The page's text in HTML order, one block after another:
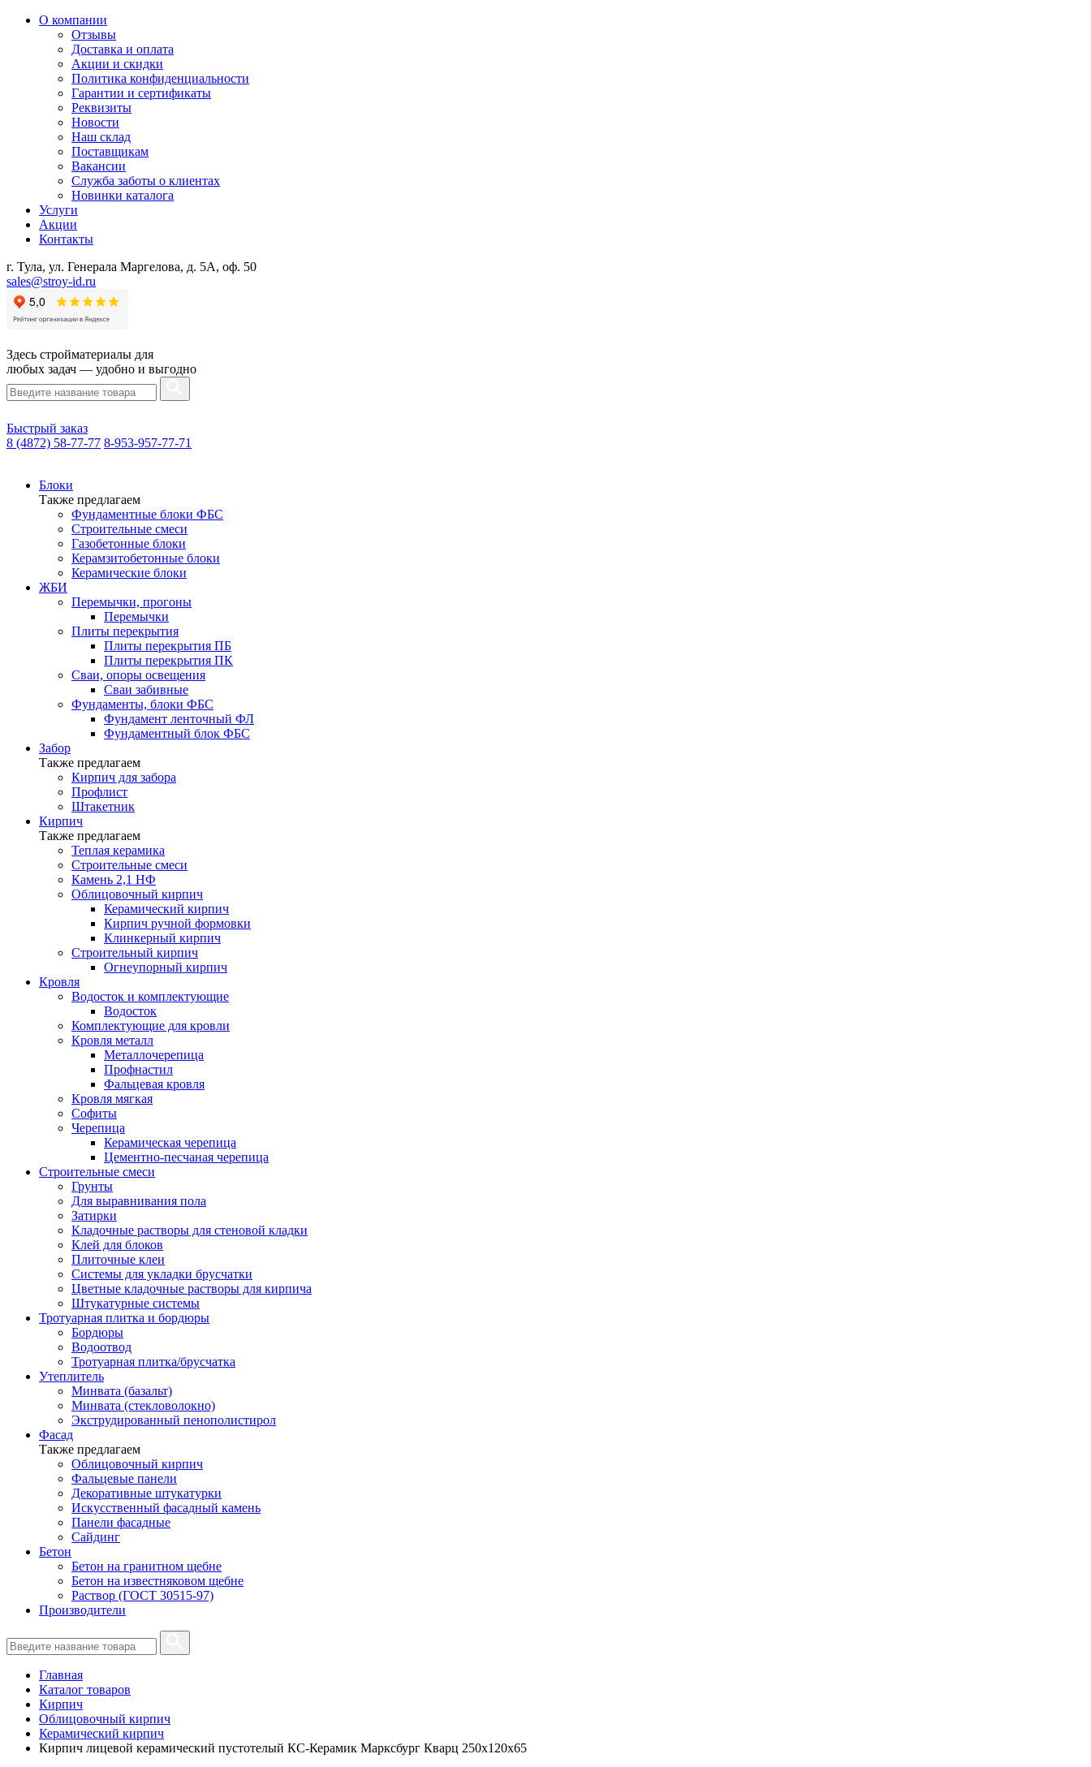
О компании
Отзывы
Доставка и оплата
Акции и скидки
Политика конфиденциальности
Гарантии и сертификаты
Реквизиты
Новости
Наш склад
Поставщикам
Вакансии
Служба заботы о клиентах
Новинки каталога
Услуги
Акции
Контакты
г. Тула, ул. Генерала Маргелова, д. 5А, оф. 50
sales@stroy-id.ru
Здесь стройматериалы для
любых задач — удобно и выгодно
Быстрый заказ
8 (4872) 58-77-77 8-953-957-77-71
Блоки
Также предлагаем
Фундаментные блоки ФБС
Строительные смеси
Газобетонные блоки
Керамзитобетонные блоки
Керамические блоки
ЖБИ
Перемычки, прогоны
Перемычки
Плиты перекрытия
Плиты перекрытия ПБ
Плиты перекрытия ПК
Сваи, опоры освещения
Сваи забивные
Фундаменты, блоки ФБС
Фундамент ленточный ФЛ
Фундаментный блок ФБС
Забор
Также предлагаем
Кирпич для забора
Профлист
Штакетник
Кирпич
Также предлагаем
Теплая керамика
Строительные смеси
Камень 2,1 НФ
Облицовочный кирпич
Керамический кирпич
Кирпич ручной формовки
Клинкерный кирпич
Строительный кирпич
Огнеупорный кирпич
Кровля
Водосток и комплектующие
Водосток
Комплектующие для кровли
Кровля металл
Металлочерепица
Профнастил
Фальцевая кровля
Кровля мягкая
Софиты
Черепица
Керамическая черепица
Цементно-песчаная черепица
Строительные смеси
Грунты
Для выравнивания пола
Затирки
Кладочные растворы для стеновой кладки
Клей для блоков
Плиточные клеи
Системы для укладки брусчатки
Цветные кладочные растворы для кирпича
Штукатурные системы
Тротуарная плитка и бордюры
Бордюры
Водоотвод
Тротуарная плитка/брусчатка
Утеплитель
Минвата (базальт)
Минвата (стекловолокно)
Экструдированный пенополистирол
Фасад
Также предлагаем
Облицовочный кирпич
Фальцевые панели
Декоративные штукатурки
Искусственный фасадный камень
Панели фасадные
Сайдинг
Бетон
Бетон на гранитном щебне
Бетон на известняковом щебне
Раствор (ГОСТ 30515-97)
Производители
Главная
Каталог товаров
Кирпич
Облицовочный кирпич
Керамический кирпич
Кирпич лицевой керамический пустотелый КС-Керамик Марксбург Кварц 250х120х65